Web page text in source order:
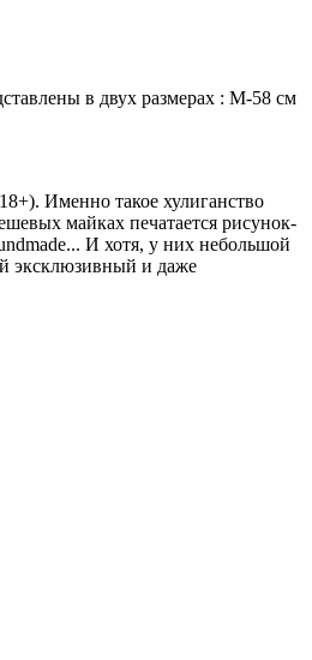
в двух размерах : М-58 см
Именно такое хулиганство
майках печатается рисунок-
И хотя, у них небольшой
эксклюзивный и даже